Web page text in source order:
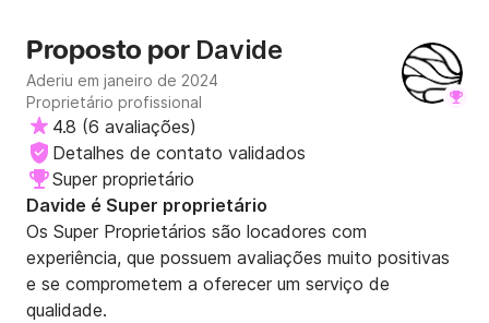
confiança durante toda a viagem. Quando chegamos,
ficamos agradavelmente surpresos ao descobrir que a
tripulação já havia providenciado nossas compras — um
toque atencioso que facilitou muito a acomodação. Toda a
tripulação foi relaxada, profissional e incrivelmente
atenciosa. O catamarã em si estava impecável — muito
limpo e bem conservado, o que tornou toda a experiência
ainda mais confortável e agradável. O serviço a bordo foi
impecável, e a rota que Davide escolheu para nós foi
absolutamente perfeita — linda, tranquila e cheia de
paradas inesquecíveis. Ficou claro que ele se preocupou
muito em tornar nossa experiência especial.
Recomendamos 100% esta experiência a qualquer pessoa
Proposto por Davide
Aderiu em janeiro de 2024
Proprietário profissional
4.8 (6 avaliações)
Detalhes de contato validados
Super proprietário
Davide é Super proprietário
Os Super Proprietários são locadores com
experiência, que possuem avaliações muito positivas
e se comprometem a oferecer um serviço de
qualidade.